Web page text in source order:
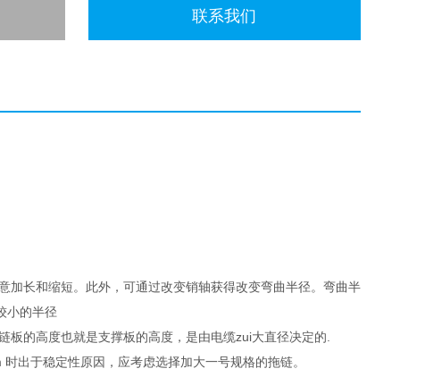
联系我们
长和缩短。此外，可通过改变销轴获得改变弯曲半径。弯曲半
小的半径
的高度也就是支撑板的高度，是由电缆zui大直径决定的.
出于稳定性原因，应考虑选择加大一号规格的拖链。